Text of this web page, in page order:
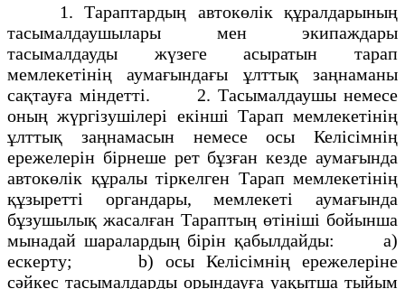
1. Тараптардың автокөлік құралдарының
тасымалдаушылары мен экипаждары
тасымалдауды жүзеге асыратын тарап
мемлекетінің аумағындағы ұлттық заңнаманы
сақтауға міндетті. 2. Тасымалдаушы немесе
оның жүргізушілері екінші Тарап мемлекетінің
ұлттық заңнамасын немесе осы Келісімнің
ережелерін бірнеше рет бұзған кезде аумағында
автокөлік құралы тіркелген Тарап мемлекетінің
құзыретті органдары, мемлекеті аумағында
бұзушылық жасалған Тараптың өтініші бойынша
мынадай шаралардың бірін қабылдайды: а)
ескерту; b) осы Келісімнің ережелеріне
сәйкес тасымалдарды орындауға уақытша тыйым